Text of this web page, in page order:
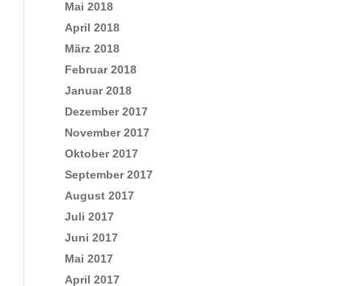
Mai 2018
April 2018
März 2018
Februar 2018
Januar 2018
Dezember 2017
November 2017
Oktober 2017
September 2017
August 2017
Juli 2017
Juni 2017
Mai 2017
April 2017